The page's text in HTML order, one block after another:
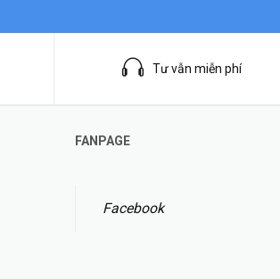
Tư vẫn miễn phí
FANPAGE
Facebook